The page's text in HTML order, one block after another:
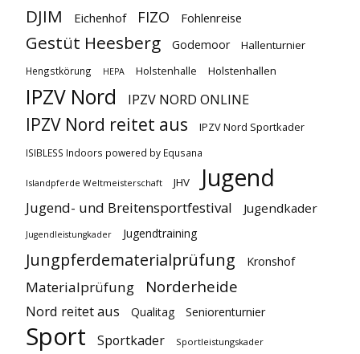
DJIM Eichenhof FIZO Fohlenreise
Gestüt Heesberg Godemoor Hallenturnier
Hengstkörung HEPA Holstenhalle Holstenhallen
IPZV Nord IPZV NORD ONLINE
IPZV Nord reitet aus IPZV Nord Sportkader
ISIBLESS Indoors powered by Equsana
Islandpferde Weltmeisterschaft JHV Jugend
Jugend- und Breitensportfestival Jugendkader
Jugendleistungkader Jugendtraining
Jungpferdematerialprüfung Kronshof
Materialprüfung Norderheide
Nord reitet aus Qualitag Seniorenturnier
Sport Sportkader Sportleistungskader